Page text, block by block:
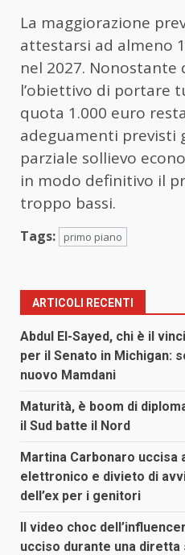
La maggiorazione
attestarsi ad almeno
nel 2027.
l’obiettivo di portare
quota 1.000 euro
adeguamenti previsti
parziale sollievo
in modo definitivo il
troppo bassi.
Tags: primo piano
ARTICOLI RECENTI
Abdul El-Sayed, chi è il
per il Senato in Michigan:
nuovo Mamdani
Maturità, è boom di
il Sud batte il Nord
Martina Carbonaro uccisa
elettronico e divieto di
dell’ex per i genitori
Il video choc
ucciso durante una diretta